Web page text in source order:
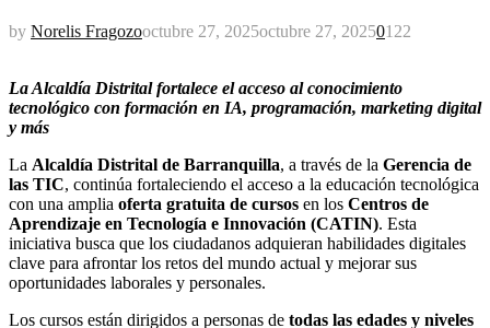
by Norelis Fragozooctubre 27, 2025octubre 27, 20250122
La Alcaldía Distrital fortalece el acceso al conocimiento
tecnológico con formación en IA, programación, marketing digital
y más
La Alcaldía Distrital de Barranquilla, a través de la Gerencia de
las TIC, continúa fortaleciendo el acceso a la educación tecnológica
con una amplia oferta gratuita de cursos en los Centros de
Aprendizaje en Tecnología e Innovación (CATIN). Esta
iniciativa busca que los ciudadanos adquieran habilidades digitales
clave para afrontar los retos del mundo actual y mejorar sus
oportunidades laborales y personales.
Los cursos están dirigidos a personas de todas las edades y niveles